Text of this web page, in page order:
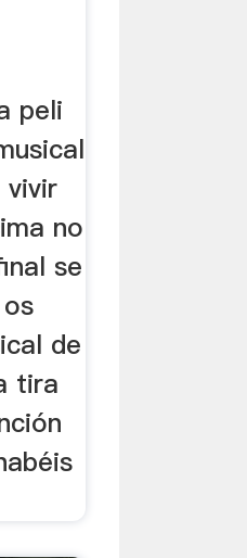
peli
vivir
no
se
de
tira